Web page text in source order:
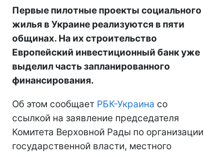
Первые пилотные проекты социального
жилья в Украине реализуются в пяти
общинах. На их строительство
Европейский инвестиционный банк уже
выделил часть запланированного
финансирования.
Об этом сообщает РБК-Украина со
ссылкой на заявление председателя
Комитета Верховной Рады по организации
государственной власти, местного